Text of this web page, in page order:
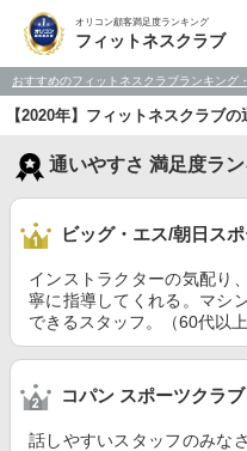
オリコン顧客満足度ランキング
フィットネスクラブ
おすすめのフィットネスクラブランキング
【2020年】フィットネスクラブ
通いやすさ 満足度ラ
ビッグ・エス/朝日ス
インストラクターの気配り
寧に指導してくれる。マシ
できるスタッフ。（60代以上
コパン スポーツクラブ
話しやすいスタッフのみな